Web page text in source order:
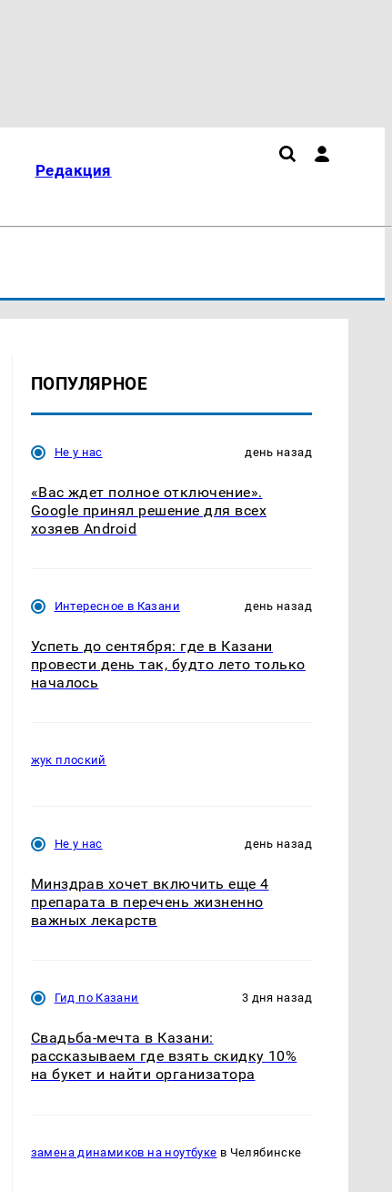
Редакция
ПОПУЛЯРНОЕ
Не у нас день назад
«Вас ждет полное отключение».
Google принял решение для всех
хозяев Android
Интересное в Казани день назад
Успеть до сентября: где в Казани
провести день так, будто лето только
началось
жук плоский
Не у нас день назад
Минздрав хочет включить еще 4
препарата в перечень жизненно
важных лекарств
Гид по Казани 3 дня назад
Свадьба-мечта в Казани:
рассказываем где взять скидку 10%
на букет и найти организатора
замена динамиков на ноутбуке в Челябинске